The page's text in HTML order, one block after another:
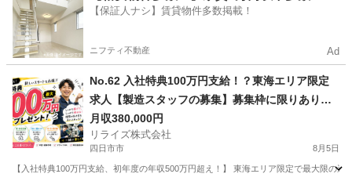
【保証人ナシ】賃貸物件多数掲載！
ニフティ不動産 Ad
No.62 入社特典100万円支給！？東海エリア限定
求人【製造スタッフの募集】募集枠に限りありの
為まずはお問い合わせ！
月収380,000円
リライズ株式会社
四日市市 8月5日
【入社特典100万円支給、初年度の年収500万円超え！】 東海エリア限定で最大限の